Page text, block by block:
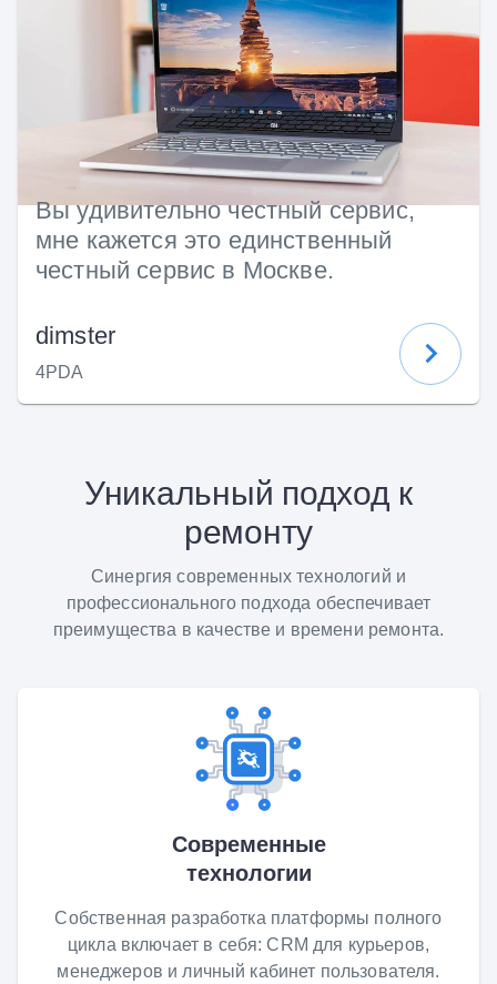
Вы удивительно честный сервис,
мне кажется это единственный
честный сервис в Москве.
dimster
4PDA
Уникальный подход к
ремонту
Синергия современных технологий и
профессионального подхода обеспечивает
преимущества в качестве и времени ремонта.
Современные
технологии
Собственная разработка платформы полного
цикла включает в себя: CRM для курьеров,
менеджеров и личный кабинет пользователя.